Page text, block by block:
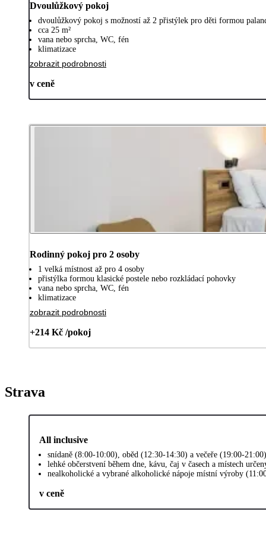
Dvoulůžkový pokoj
dvoulůžkový pokoj s možností až 2 přistýlek pro děti formou
cca 25 m²
vana nebo sprcha, WC, fén
klimatizace
zobrazit podrobnosti
v ceně
Rodinný pokoj pro 2 osoby
1 velká místnost až pro 4 osoby
přistýlka formou klasické postele nebo rozkládací pohovky
vana nebo sprcha, WC, fén
klimatizace
zobrazit podrobnosti
+214 Kč /pokoj
Strava
All inclusive
snídaně (8:00-10:00), oběd (12:30-14:30) a večeře (19:00-
lehké občerstvení během dne, kávu, čaj v časech a místech
nealkoholické a vybrané alkoholické nápoje místní výroby
v ceně